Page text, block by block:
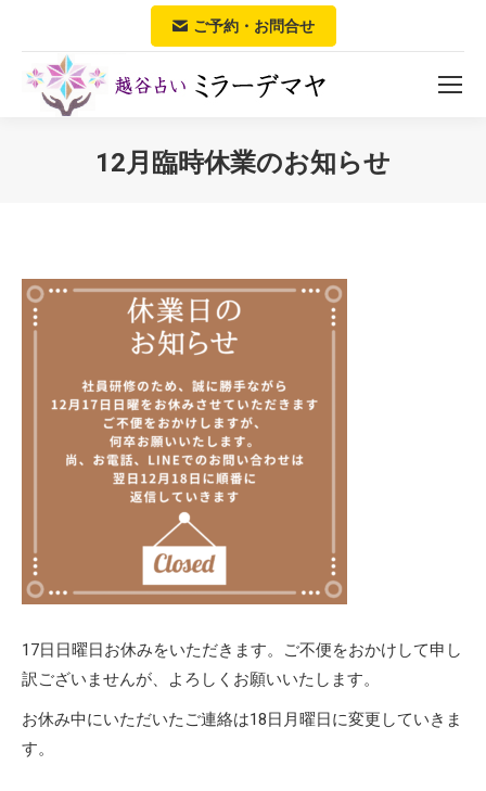
ご予約・お問合せ
12月臨時休業のお知らせ
17日日曜日お休みをいただきます。ご不便をおかけして申し
訳ございませんが、よろしくお願いいたします。
お休み中にいただいたご連絡は18日月曜日に変更していきま
す。